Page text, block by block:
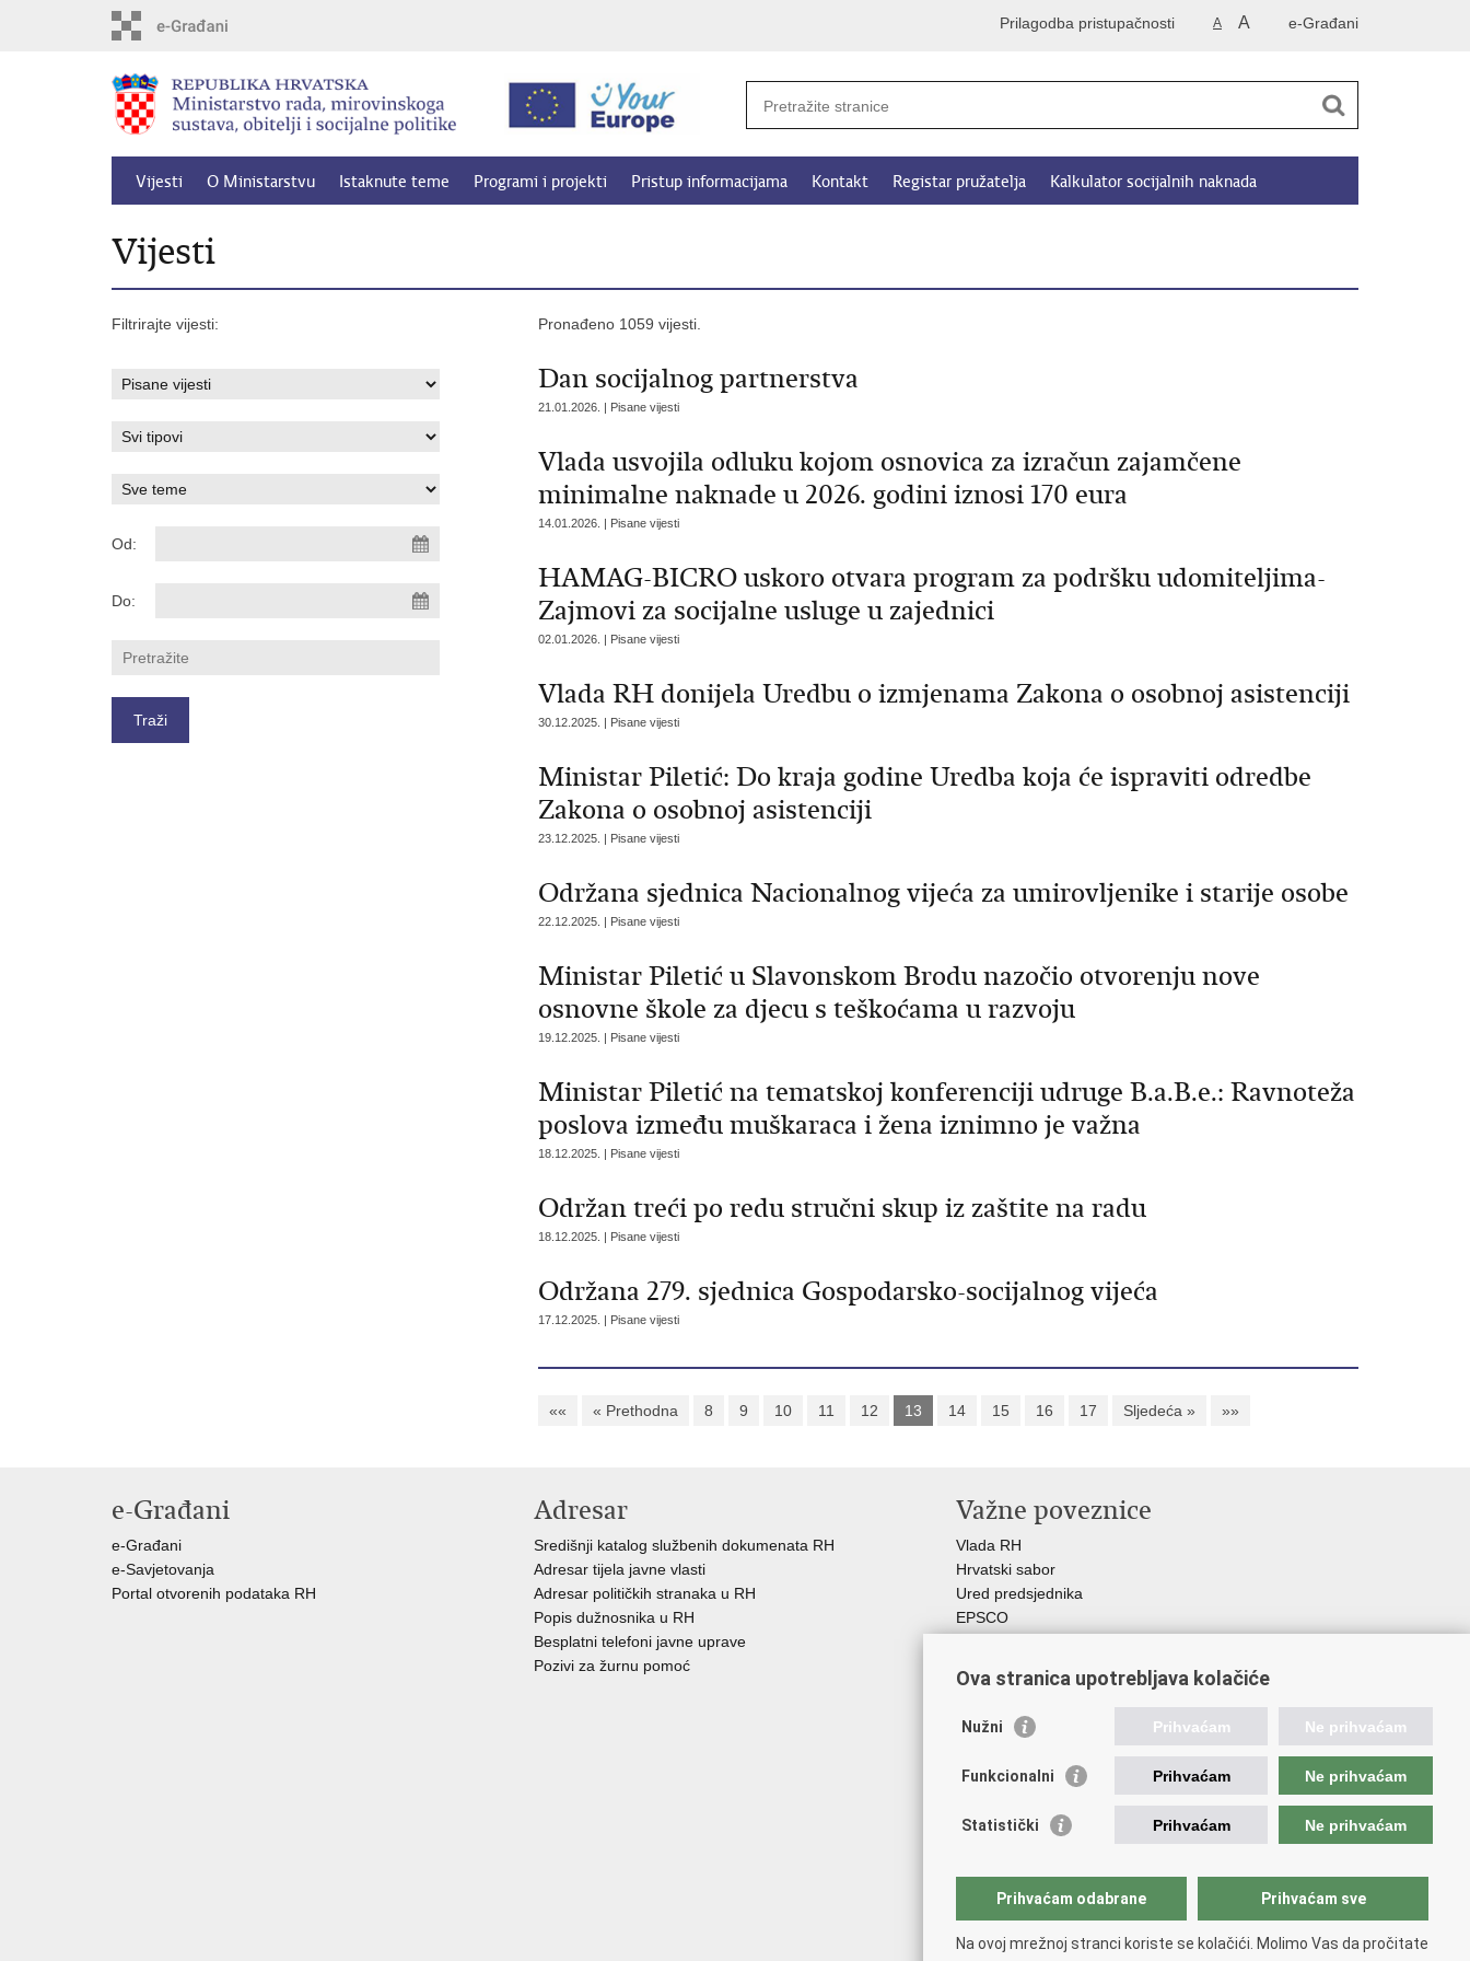
e-Građani
A A
Prilagodba pristupačnosti
Vijesti O Ministarstvu Istaknute teme Programi i projekti Pristup informacijama Kontakt Registar pružatelja Kalkulator socijalnih naknada
Vijesti
Filtrirajte vijesti:
Od:
Do:
Pronađeno 1059 vijesti.
Dan socijalnog partnerstva
21.01.2026. | Pisane vijesti
Vlada usvojila odluku kojom osnovica za izračun zajamčene
minimalne naknade u 2026. godini iznosi 170 eura
14.01.2026. | Pisane vijesti
HAMAG-BICRO uskoro otvara program za podršku udomiteljima-
Zajmovi za socijalne usluge u zajednici
02.01.2026. | Pisane vijesti
Vlada RH donijela Uredbu o izmjenama Zakona o osobnoj asistenciji
30.12.2025. | Pisane vijesti
Ministar Piletić: Do kraja godine Uredba koja će ispraviti odredbe
Zakona o osobnoj asistenciji
23.12.2025. | Pisane vijesti
Održana sjednica Nacionalnog vijeća za umirovljenike i starije osobe
22.12.2025. | Pisane vijesti
Ministar Piletić u Slavonskom Brodu nazočio otvorenju nove
osnovne škole za djecu s teškoćama u razvoju
19.12.2025. | Pisane vijesti
Ministar Piletić na tematskoj konferenciji udruge B.a.B.e.: Ravnoteža
poslova između muškaraca i žena iznimno je važna
18.12.2025. | Pisane vijesti
Održan treći po redu stručni skup iz zaštite na radu
18.12.2025. | Pisane vijesti
Održana 279. sjednica Gospodarsko-socijalnog vijeća
17.12.2025. | Pisane vijesti
«« « Prethodna 8 9 10 11 12 13 14 15 16 17 Sljedeća » »»
e-Građani
e-Građani
e-Savjetovanja
Portal otvorenih podataka RH
Adresar
Središnji katalog službenih dokumenata RH
Adresar tijela javne vlasti
Adresar političkih stranaka u RH
Popis dužnosnika u RH
Besplatni telefoni javne uprave
Pozivi za žurnu pomoć
Važne poveznice
Vlada RH
Hrvatski sabor
Ured predsjednika
EPSCO
HZMO
Hrvatski zavod za socijalni rad
Akademija socijalne skrbi - ASOSK
Obiteljski centar
AORT
FEAD
Socijalno partnerstvo
Ova stranica upotrebljava kolačiće
Nužni Prihvaćam Ne prihvaćam
Funkcionalni Prihvaćam Ne prihvaćam
Statistički Prihvaćam Ne prihvaćam
Prihvaćam odabrane Prihvaćam sve
Na ovoj mrežnoj stranci koriste se kolačići. Molimo Vas da pročitate